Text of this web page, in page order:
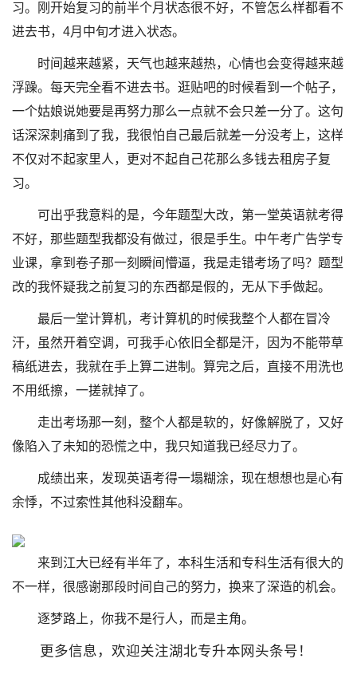
习。刚开始复习的前半个月状态很不好，不管怎么样都看不
进去书，4月中旬才进入状态。
时间越来越紧，天气也越来越热，心情也会变得越来越
浮躁。每天完全看不进去书。逛贴吧的时候看到一个帖子，
一个姑娘说她要是再努力那么一点就不会只差一分了。这句
话深深刺痛到了我，我很怕自己最后就差一分没考上，这样
不仅对不起家里人，更对不起自己花那么多钱去租房子复
习。
可出乎我意料的是，今年题型大改，第一堂英语就考得
不好，那些题型我都没有做过，很是手生。中午考广告学专
业课，拿到卷子那一刻瞬间懵逼，我是走错考场了吗？题型
改的我怀疑我之前复习的东西都是假的，无从下手做起。
最后一堂计算机，考计算机的时候我整个人都在冒冷
汗，虽然开着空调，可我手心依旧全都是汗，因为不能带草
稿纸进去，我就在手上算二进制。算完之后，直接不用洗也
不用纸擦，一搓就掉了。
走出考场那一刻，整个人都是软的，好像解脱了，又好
像陷入了未知的恐慌之中，我只知道我已经尽力了。
成绩出来，发现英语考得一塌糊涂，现在想想也是心有
余悸，不过索性其他科没翻车。
来到江大已经有半年了，本科生活和专科生活有很大的
不一样，很感谢那段时间自己的努力，换来了深造的机会。
逐梦路上，你我不是行人，而是主角。
更多信息，欢迎关注湖北专升本网头条号！